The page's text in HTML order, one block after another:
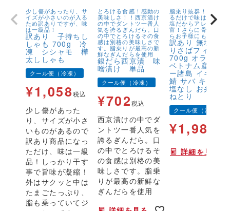
少し傷があったり、サ
イズが小さいのが入る
ため訳ありですが、味
は一級品！
訳あり 子持ちし
しゃも 700g 冷
凍 シシャモ 樺
太ししゃも
クール便（冷凍）
¥1,058税込
少し傷があった
り、サイズが小さ
いものがあるので
訳あり商品になっ
ただけ、味は一級
品！しっかり干す
事で旨味が凝縮！
外はサクッと中は
たまごたっぷり、
脂も乗っていてジ
とろける食感！感動の
美味しさ！！西京漬け
の中でダントツ一番人
気を誇るぎんだら。口
の中でとろけるその食
感は別格の美味しさで
す。脂乗りが最高の新
鮮なぎんだらを使用
銀だら西京漬 味
噌漬け 単品
クール便（冷凍）
¥702税込
西京漬けの中でダ
ントツ一番人気を
誇るぎんだら。口
の中でとろけるそ
の食感は別格の美
味しさです。脂乗
りが最高の新鮮な
ぎんだらを使用
脂乗り抜群！キズが
るだけで味は1級品
塩だからアレンジが
富！さらに骨取りだ
らお子様にも安心！
訳あり 無塩 骨取
りさばフィーレ
700g オランダ
ベトナム産 フェ
ー諸島 イギリス
鯖 サバ キズ有
塩なし お弁当 ほ
ねとり
クール便（冷凍）
¥1,980
詳細を見る